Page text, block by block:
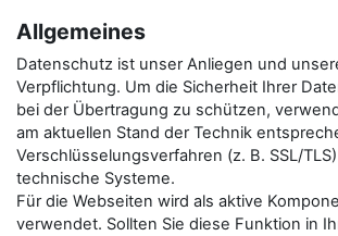
Allgemeines
Datenschutz ist unser Anliegen und
Verpflichtung. Um die Sicherheit Ihrer
bei der Übertragung zu schützen,
am aktuellen Stand der Technik
Verschlüsselungsverfahren (z. B. SSL/
technische Systeme.
Für die Webseiten wird als aktive
verwendet. Sollten Sie diese Funktion in